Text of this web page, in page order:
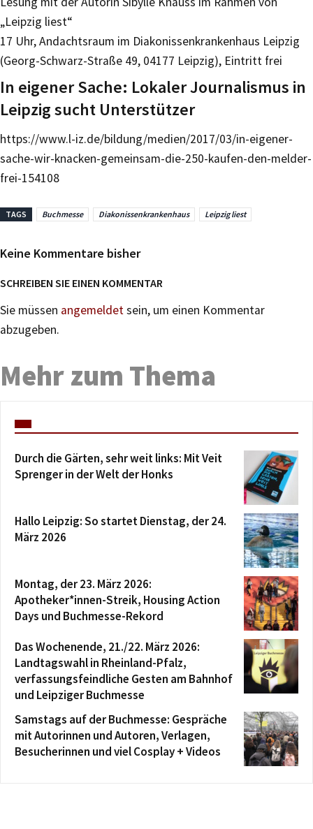
„Leipzig liest“
17 Uhr, Andachtsraum im Diakonissenkrankenhaus Leipzig
(Georg-Schwarz-Straße 49, 04177 Leipzig), Eintritt frei
In eigener Sache: Lokaler Journalismus in
Leipzig sucht Unterstützer
https://www.l-iz.de/bildung/medien/2017/03/in-eigener-
sache-wir-knacken-gemeinsam-die-250-kaufen-den-melder-
frei-154108
TAGS Buchmesse Diakonissenkrankenhaus Leipzig liest
Keine Kommentare bisher
SCHREIBEN SIE EINEN KOMMENTAR
Sie müssen angemeldetsein, um einen Kommentar
abzugeben.
Mehr zum Thema
Durch die Gärten, sehr weit links: Mit Veit
Sprenger in der Welt der Honks
Hallo Leipzig: So startet Dienstag, der 24.
März 2026
Montag, der 23. März 2026:
Apotheker*innen-Streik, Housing Action
Days und Buchmesse-Rekord
Das Wochenende, 21./22. März 2026:
Landtagswahl in Rheinland-Pfalz,
verfassungsfeindliche Gesten am Bahnhof
und Leipziger Buchmesse
Samstags auf der Buchmesse: Gespräche
mit Autorinnen und Autoren, Verlagen,
Besucherinnen und viel Cosplay + Videos